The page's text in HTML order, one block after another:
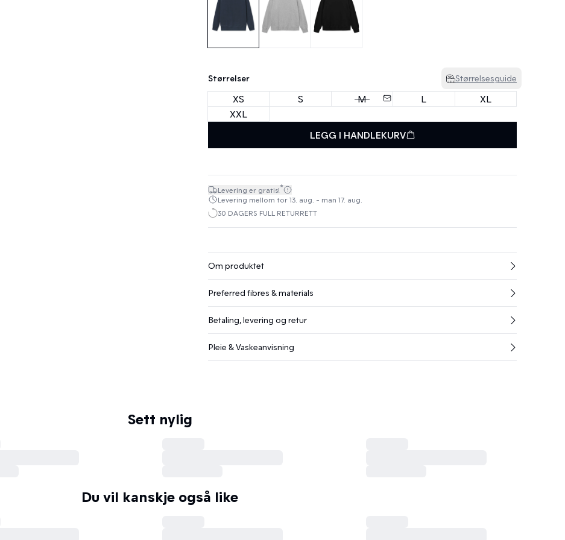
Størrelser Størrelsesguide
XS S M L
XL
XXL
LEGG I HANDLEKURV
Levering er gratis!*
Levering mellom tor 13. aug. - man 17. aug.
30 DAGERS FULL RETURRETT
Om produktet
Preferred fibres & materials
Betaling, levering og retur
Pleie & Vaskeanvisning
Sett nylig
Du vil kanskje også like